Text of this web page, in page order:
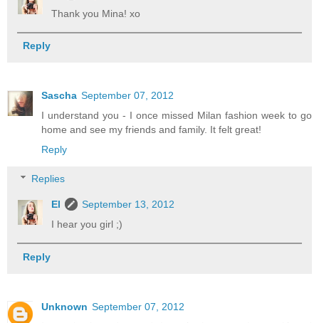
Thank you Mina! xo
Reply
Sascha September 07, 2012
I understand you - I once missed Milan fashion week to go
home and see my friends and family. It felt great!
Reply
Replies
El
September 13, 2012
I hear you girl ;)
Reply
Unknown September 07, 2012